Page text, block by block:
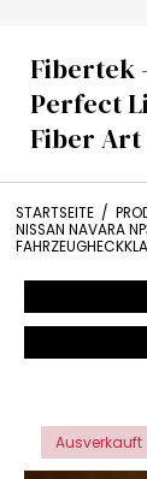
Fibertek
Perfect
Fiber Art
STARTSEITE /
NISSAN NAVARA
Ausverkauft